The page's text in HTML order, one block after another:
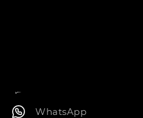
WhatsApp